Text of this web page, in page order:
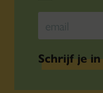
Schrijf je in